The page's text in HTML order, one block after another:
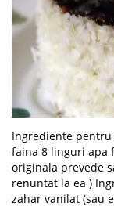
Ingrediente
faina 8 linguri apa
originala prevede
renuntat la ea )
zahar vanilat (sau